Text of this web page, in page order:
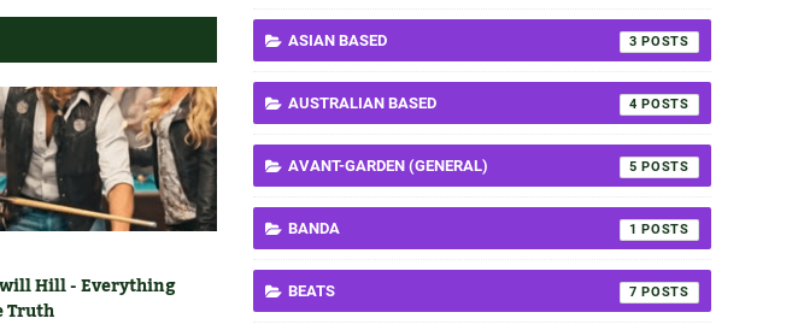
Hill - Everything
Truth
ASIAN BASED 3
AUSTRALIAN BASED 4
AVANT-GARDEN (GENERAL) 5
BANDA 1
BEATS 7